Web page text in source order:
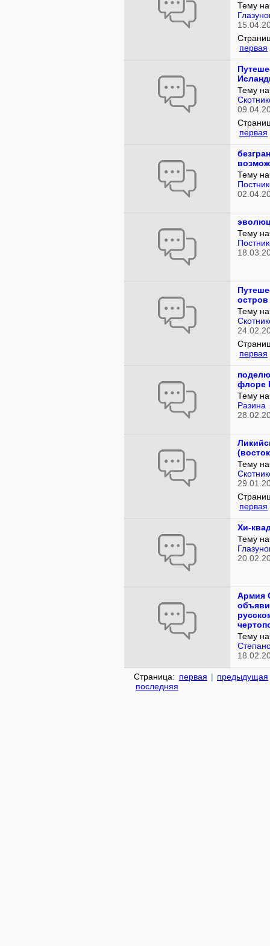
Тему
первая
Тему
первая
Тему
Тему
Тему
первая
флоре
Тему
Разина
Тему
первая
Хи-
Тему
Армия
Тему
Страница: первая | предыдущая
последняя